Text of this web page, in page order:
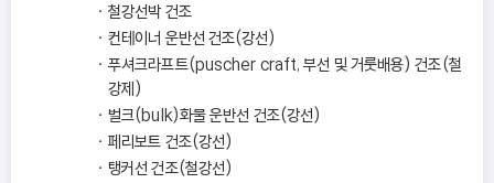
철강선박 건조
컨테이너 운반선 건조(강선)
푸셔크라프트(puscher craft, 부선 및 거룻배용) 건조(철
강제)
벌크(bulk)화물 운반선 건조(강선)
페리보트 건조(강선)
탱커선 건조(철강선)